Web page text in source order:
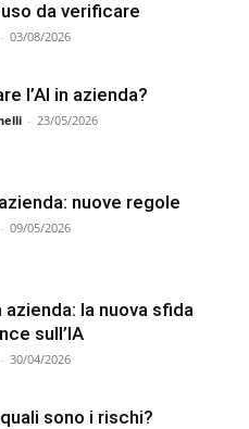
da verificare
- 03/08/2026
l’AI in azienda?
- 23/05/2026
nuove regole
- 09/05/2026
azienda: la nuova sfida
sull’IA
- 30/04/2026
sono i rischi?